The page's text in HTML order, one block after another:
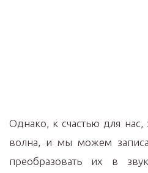
Однако, к счастью для нас,
волна, и мы можем
преобразовать их в